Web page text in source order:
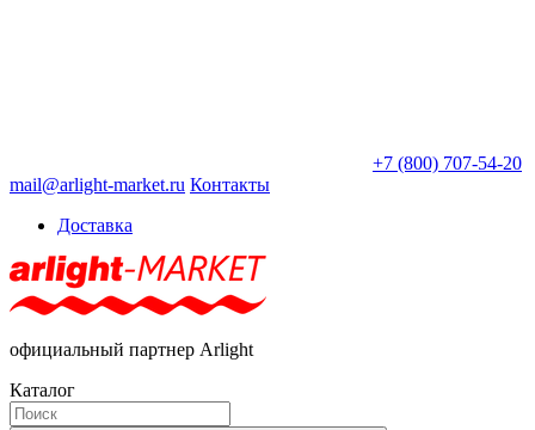
+7 (800) 707-54-20
mail@arlight-market.ru Контакты
Доставка
официальный партнер Arlight
Каталог